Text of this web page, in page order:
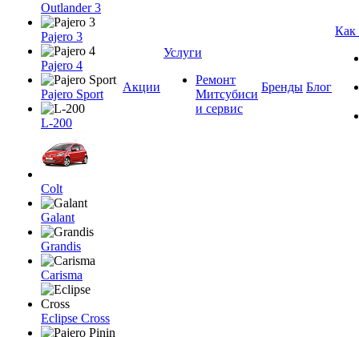
Outlander 3
Pajero 3
Pajero 4
Pajero Sport
L-200
Colt
Galant
Grandis
Carisma
Eclipse Cross
Акции
Услуги
Ремонт
Митсубиси
и сервис
Бренды Блог
Как